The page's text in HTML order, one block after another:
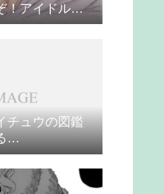
！アイドルが
シーン入れ
チュウの図鑑
…